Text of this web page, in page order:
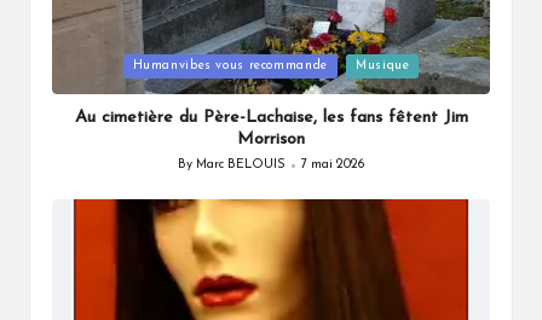
in
Humanvibes vous recommande Musique
Au cimetière du Père-Lachaise, les fans fêtent Jim
Morrison
Posted
By Marc BELOUIS 7 mai 2026